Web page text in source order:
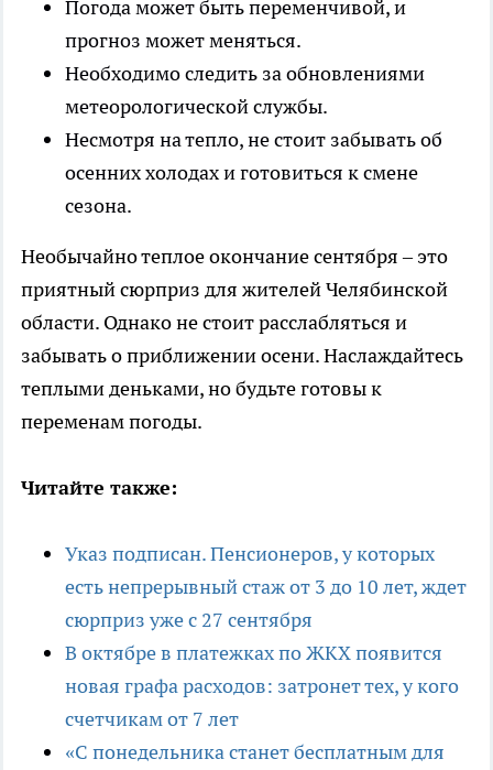
Погода может быть переменчивой, и
прогноз может меняться.
Необходимо следить за обновлениями
метеорологической службы.
Несмотря на тепло, не стоит забывать об
осенних холодах и готовиться к смене
сезона.
Необычайно теплое окончание сентября – это
приятный сюрприз для жителей Челябинской
области. Однако не стоит расслабляться и
забывать о приближении осени. Наслаждайтесь
теплыми деньками, но будьте готовы к
переменам погоды.
Читайте также:
Указ подписан. Пенсионеров, у которых
есть непрерывный стаж от 3 до 10 лет, ждет
сюрприз уже с 27 сентября
В октябре в платежках по ЖКХ появится
новая графа расходов: затронет тех, у кого
счетчикам от 7 лет
«С понедельника станет бесплатным для